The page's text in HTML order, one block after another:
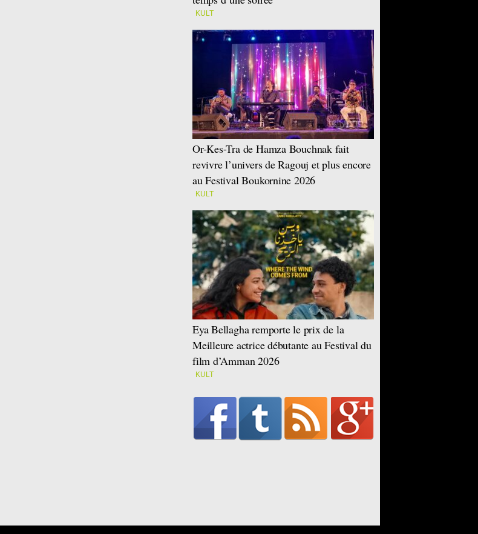
KULT
Or-Kes-Tra de Hamza Bouchnak fait
revivre l’univers de Ragouj et plus encore
au Festival Boukornine 2026
KULT
Eya Bellagha remporte le prix de la
Meilleure actrice débutante au Festival du
film d’Amman 2026
KULT